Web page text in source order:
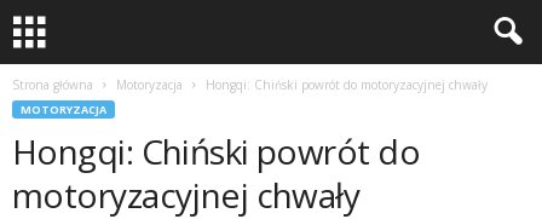
Strona główna Motoryzacja Hongqi: Chiński powrót do motoryzacyjnej chwały
MOTORYZACJA
Hongqi: Chiński powrót do
motoryzacyjnej chwały